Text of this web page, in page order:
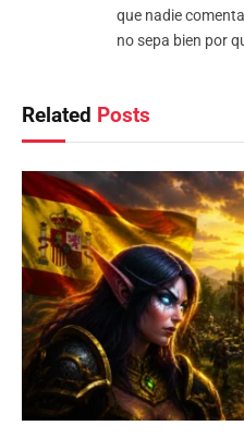
que nadie
no sepa bien por
Related Posts